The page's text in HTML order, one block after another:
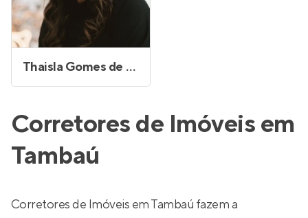
Thaisla Gomes de Oliveira Nobrega
Corretores de Imóveis em
Tambaú
Corretores de Imóveis em Tambaú fazem a